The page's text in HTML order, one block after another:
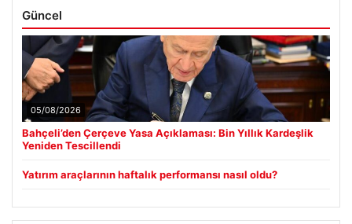
Güncel
05/08/2026
Bahçeli’den Çerçeve Yasa Açıklaması: Bin Yıllık Kardeşlik
Yeniden Tescillendi
Yatırım araçlarının haftalık performansı nasıl oldu?